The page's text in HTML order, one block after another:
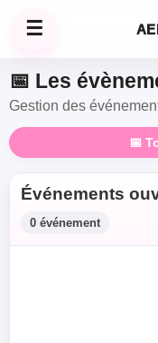
☰
📅 Les
Gestion des
📅
Événements
0 événement